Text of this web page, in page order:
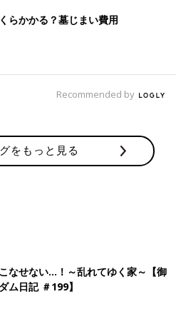
らかかる？墓じまい費用
Recommended by
をもっと見る
なせない…！～乱れてゆく家～【御
ム日記 ＃199】